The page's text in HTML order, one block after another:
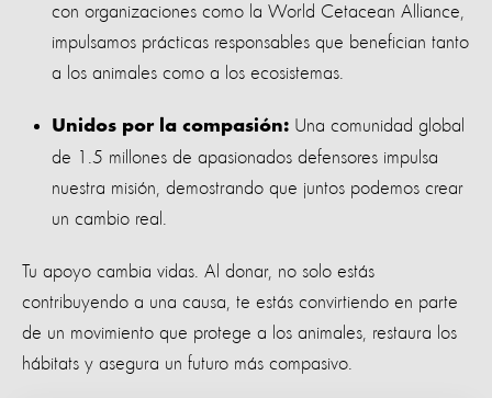
con organizaciones como la World Cetacean Alliance,
impulsamos prácticas responsables que benefician tanto
a los animales como a los ecosistemas.
Unidos por la compasión: Una comunidad global
de 1.5 millones de apasionados defensores impulsa
nuestra misión, demostrando que juntos podemos crear
un cambio real.
Tu apoyo cambia vidas. Al donar, no solo estás
contribuyendo a una causa, te estás convirtiendo en parte
de un movimiento que protege a los animales, restaura los
hábitats y asegura un futuro más compasivo.